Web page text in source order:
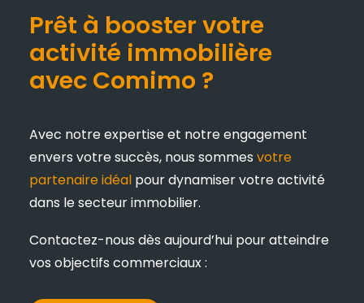
Prêt à booster votre
activité immobilière
avec Comimo ?
Avec notre expertise et notre engagement
envers votre succès, nous sommes votre
partenaire idéal pour dynamiser votre activité
dans le secteur immobilier.
Contactez-nous dès aujourd’hui pour atteindre
vos objectifs commerciaux :